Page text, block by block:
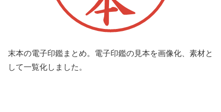
末本の電子印鑑まとめ。電子印鑑の見本を画像化、素材と
して一覧化しました。